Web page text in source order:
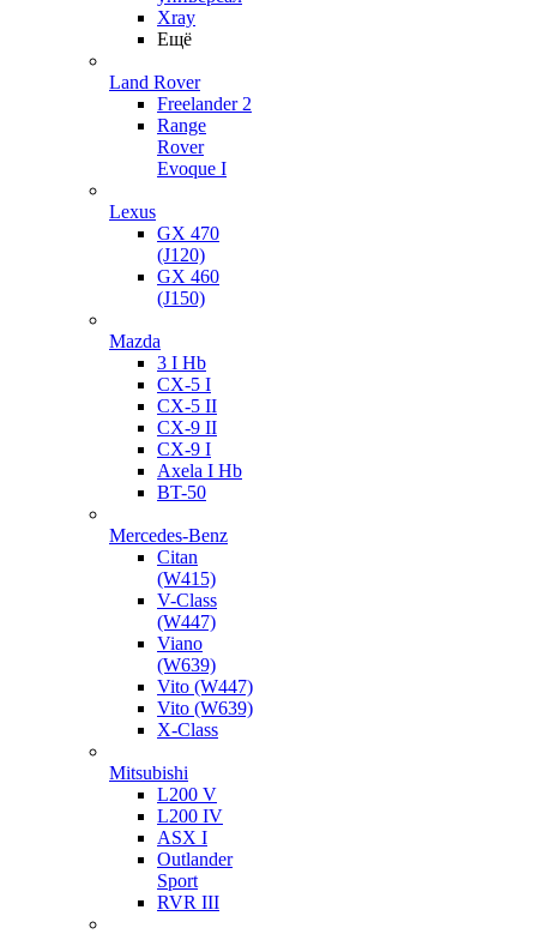
Xray
Ещё
Land Rover
Freelander 2
Range
Rover
Evoque I
Lexus
GX 470
(J120)
GX 460
(J150)
Mazda
3 I Hb
CX-5 I
CX-5 II
CX-9 II
CX-9 I
Axela I Hb
BT-50
Mercedes-Benz
Citan
(W415)
V-Class
(W447)
Viano
(W639)
Vito (W447)
Vito (W639)
X-Class
Mitsubishi
L200 V
L200 IV
ASX I
Outlander
Sport
RVR III